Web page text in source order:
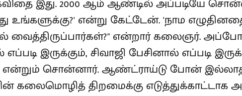
இது. 2000 ஆம் ஆண்டில் அப்படியே
உங்களுக்கு?' என்று கேட்டேன். 'நாம
வைத்திருப்பார்கள்?" என்றார் கலைஞர்.
எப்படி இருக்கும், சிவாஜி பேசினால் எப்படி
என்றும் சொன்னார். ஆண்ட்ராய்டு போன் இல்லாத
கலைமொழித் திறமைக்கு எடுத்துக்காட்டாக